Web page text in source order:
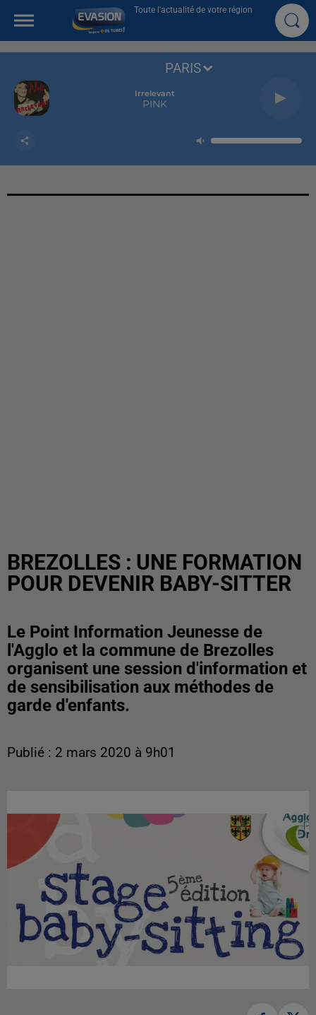
Toute l'actualité de votre région
Irrelevant
PINK
PARIS
BREZOLLES : UNE FORMATION
POUR DEVENIR BABY-SITTER
Le Point Information Jeunesse de
l'Agglo et la commune de Brezolles
organisent une session d'information et
de sensibilisation aux méthodes de
garde d'enfants.
Publié : 2 mars 2020 à 9h01